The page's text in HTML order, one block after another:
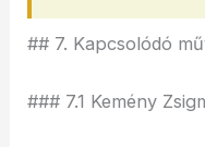
## 7. Kapcsolódó
### 7.1 Kemény